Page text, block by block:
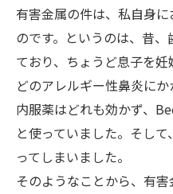
有害金属の件は、私自身
のです。というのは、昔
ており、ちょうど息子を
どのアレルギー性鼻炎に
内服薬はどれも効かず、
と使っていました。そし
ってしまいました。
そのようなことから、有